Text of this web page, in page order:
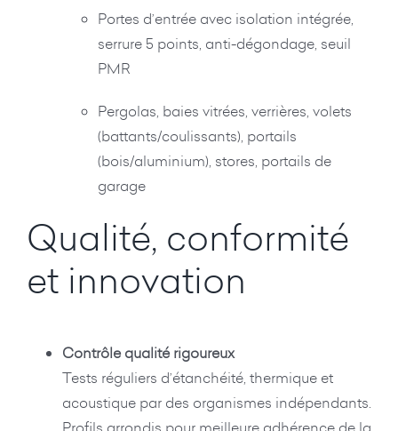
Portes d’entrée avec isolation intégrée,
serrure 5 points, anti-dégondage, seuil
PMR
Pergolas, baies vitrées, verrières, volets
(battants/coulissants), portails
(bois/aluminium), stores, portails de
garage
Qualité, conformité
et innovation
Contrôle qualité rigoureux
Tests réguliers d’étanchéité, thermique et
acoustique par des organismes indépendants.